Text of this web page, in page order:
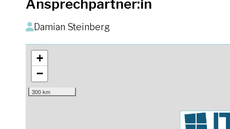
Ansprechpartner:in
Damian Steinberg
+
−
300 km